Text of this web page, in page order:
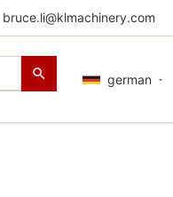
bruce.li@klmachinery.com
german